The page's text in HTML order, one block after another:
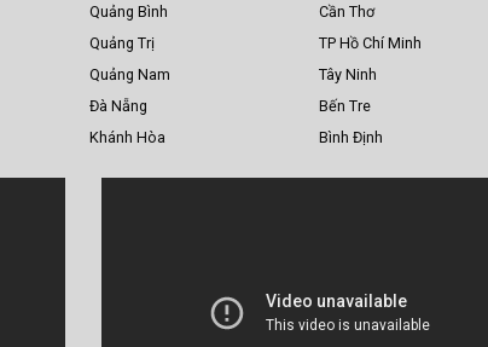
Quảng Bình
Quảng Trị
Quảng Nam
Đà Nẵng
Khánh Hòa
Cần Thơ
TP Hồ Chí Minh
Tây Ninh
Bến Tre
Bình Định